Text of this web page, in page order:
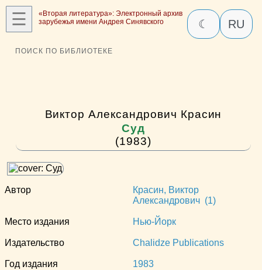
☰
«Вторая литература»: Электронный архив
зарубежья имени Андрея Синявского
☾ RU
ПОИСК ПО БИБЛИОТЕКЕ
Виктор Александрович Красин
Суд
(1983)
Автор
Красин, Виктор
Александрович (1)
Место издания Нью-Йорк
Издательство Chalidze Publications
Год издания 1983